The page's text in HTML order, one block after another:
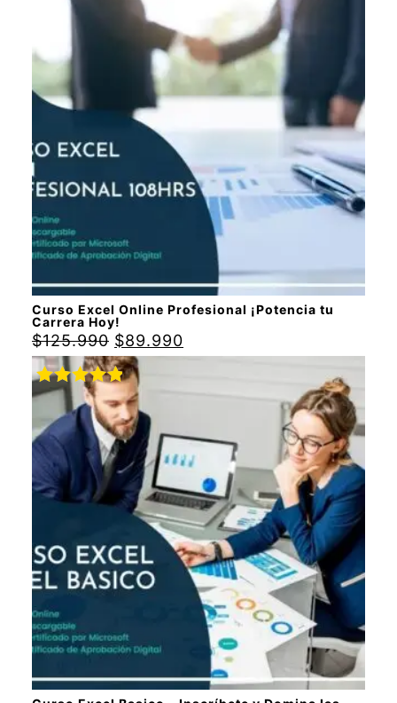
Curso Excel Online Profesional ¡Potencia tu
Carrera Hoy!
Valorado
5.00
$125.990 $89.990
Valorado
con5.00de
5